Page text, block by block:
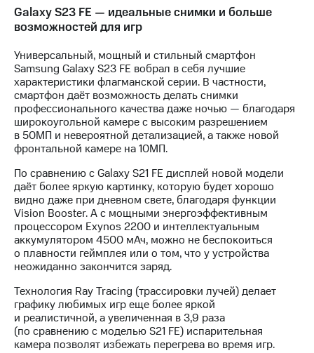
Собрания
акционеров
Личный
кабинет
акционера
Акционерный
капитал
Контроль
и
аудит
Рынок
акций
Описание
Программа
приобретения
Порядок
выкупа
акций
Дивиденды
Рынок
облигаций
Описание
Еврооблигации-2023
Уведомление
Galaxy S23 FE — идеальные снимки и больше
возможностей для игр
Универсальный, мощный и стильный смартфон
Samsung Galaxy S23 FE вобрал в себя лучшие
характеристики флагманской серии. В частности,
смартфон даёт возможность делать снимки
профессионального качества даже ночью — благодаря
широкоугольной камере с высоким разрешением
в 50МП и невероятной детализацией, а также новой
фронтальной камере на 10МП.
По сравнению с Galaxy S21 FE дисплей новой модели
даёт более яркую картинку, которую будет хорошо
видно даже при дневном свете, благодаря функции
Vision Booster. А с мощными энергоэффективным
процессором Exynos 2200 и интеллектуальным
аккумулятором 4500 мАч, можно не беспокоиться
о плавности геймплея или о том, что у устройства
неожиданно закончится заряд.
Технология Ray Tracing (трассировки лучей) делает
графику любимых игр еще более яркой
и реалистичной, а увеличенная в 3,9 раза
(по сравнению с моделью S21 FE) испарительная
камера позволят избежать перегрева во время игр.